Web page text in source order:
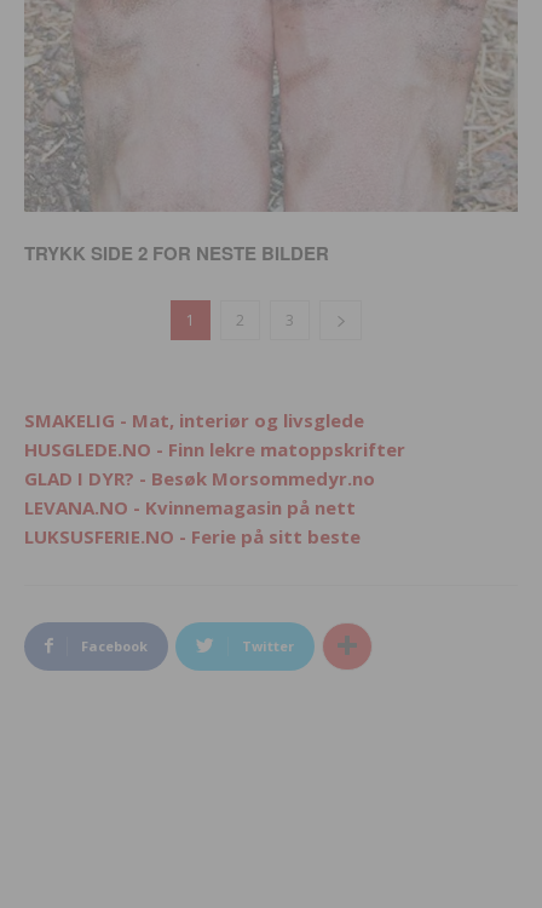
TRYKK SIDE 2 FOR NESTE BILDER
1 2 3
SMAKELIG - Mat, interiør og livsglede
HUSGLEDE.NO - Finn lekre matoppskrifter
GLAD I DYR? - Besøk Morsommedyr.no
LEVANA.NO - Kvinnemagasin på nett
LUKSUSFERIE.NO - Ferie på sitt beste
Facebook Twitter